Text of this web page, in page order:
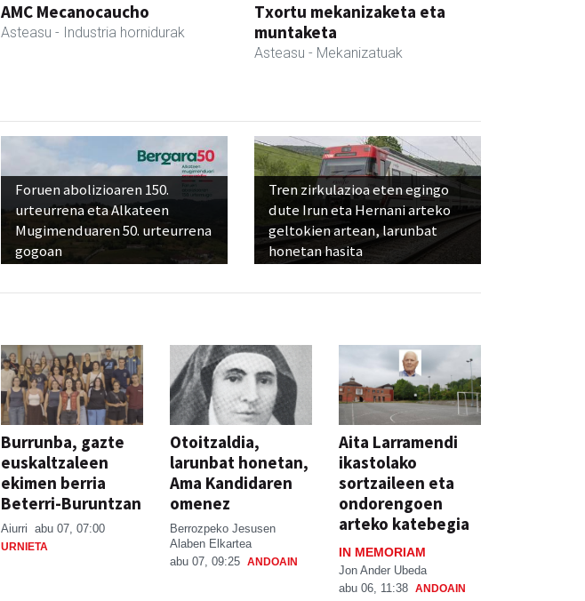
AMC Mecanocaucho
Asteasu - Industria hornidurak
Txortu mekanizaketa eta
muntaketa
Asteasu - Mekanizatuak
Foruen abolizioaren 150.
urteurrena eta Alkateen
Mugimenduaren 50. urteurrena
gogoan
Tren zirkulazioa eten egingo
dute Irun eta Hernani arteko
geltokien artean, larunbat
honetan hasita
Burrunba, gazte
euskaltzaleen
ekimen berria
Beterri-Buruntzan
Aiurri abu 07, 07:00
URNIETA
Otoitzaldia,
larunbat honetan,
Ama Kandidaren
omenez
Berrozpeko Jesusen
Alaben Elkartea
abu 07, 09:25 ANDOAIN
Aita Larramendi
ikastolako
sortzaileen eta
ondorengoen
arteko katebegia
IN MEMORIAM
Jon Ander Ubeda
abu 06, 11:38 ANDOAIN